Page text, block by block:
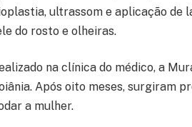
ultrassom e aplicação de
do rosto e olheiras.
na clínica do médico, a
Após oito meses, surgiram
a mulher.